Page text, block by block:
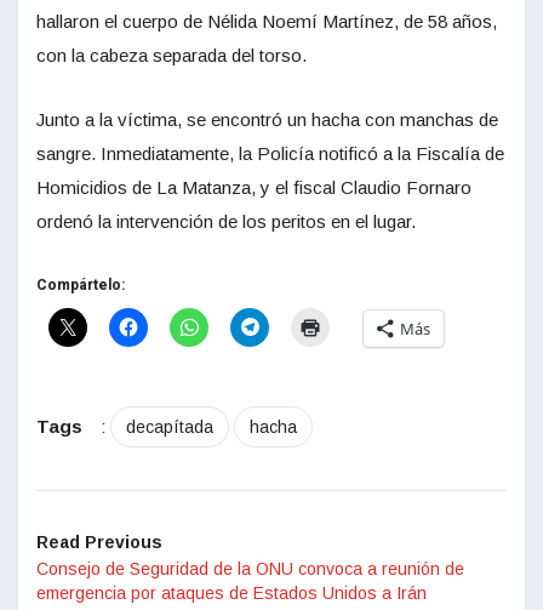
hallaron el cuerpo de Nélida Noemí Martínez, de 58 años,
con la cabeza separada del torso.
Junto a la víctima, se encontró un hacha con manchas de
sangre. Inmediatamente, la Policía notificó a la Fiscalía de
Homicidios de La Matanza, y el fiscal Claudio Fornaro
ordenó la intervención de los peritos en el lugar.
Compártelo:
Más
Tags : decapítada hacha
Read Previous
Consejo de Seguridad de la ONU convoca a reunión de
emergencia por ataques de Estados Unidos a Irán